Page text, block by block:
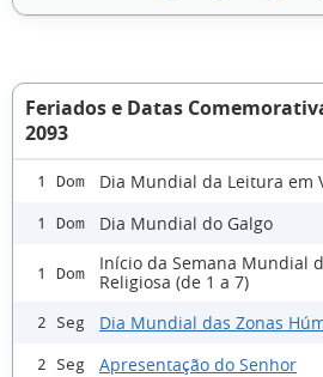
Feriados e Datas
2093
1 Dom Dia Mundial da Leitura em
1 Dom Dia Mundial do Galgo
1 Dom
Início da Semana Mundial
Religiosa (de 1 a 7)
2 Seg Dia Mundial das Zonas
2 Seg Apresentação do Senhor